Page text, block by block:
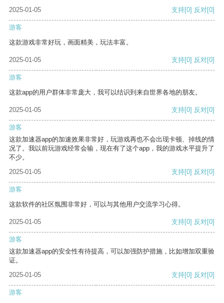
2025-01-05
支持[0] 反对[0]
游客
这款游戏非常好玩，画面精美，玩法丰富。
2025-01-05 支持[0] 反对[0]
游客
这款app的用户群体非常庞大，我可以结识到来自世界各地的朋友。
2025-01-05 支持[0] 反对[0]
游客
这款加速器app的加速效果非常好，玩游戏再也不会出现卡顿、掉线的情
况了。我以前玩游戏经常会输，现在有了这个app，我的游戏水平提升了
不少。
2025-01-05
支持[0] 反对[0]
游客
这款软件的社区氛围非常好，可以与其他用户交流学习心得。
2025-01-05 支持[0] 反对[0]
游客
这款加速器app的安全性有待提高，可以加强防护措施，比如增加双重验
证。
2025-01-05
支持[0] 反对[0]
游客